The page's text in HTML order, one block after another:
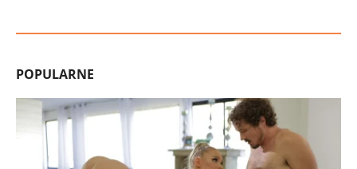
POPULARNE